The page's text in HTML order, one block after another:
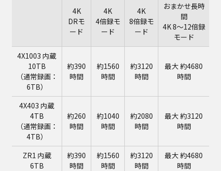
4K
DRモ
ード
4K
4倍録モ
ード
4K
8倍録モ
ード
おまかせ長時
間
4K 8～12倍録
モード
4X1003 内蔵
10TB
（通常録画：
6TB）
約390
時間
約1560
時間
約3120
時間
最大 約4680
時間
4X403 内蔵
4TB
（通常録画：
4TB）
約260
時間
約1040
時間
約2080
時間
最大 約3120
時間
ZR1 内蔵
6TB
約390
時間
約1560
時間
約3120
時間
最大 約4680
時間